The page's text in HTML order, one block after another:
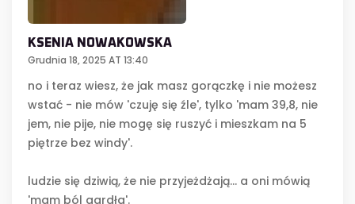
KSENIA NOWAKOWSKA
Grudnia 18, 2025 AT 13:40
no i teraz wiesz, że jak masz gorączkę i nie możesz
wstać - nie mów 'czuję się źle', tylko 'mam 39,8, nie
jem, nie pije, nie mogę się ruszyć i mieszkam na 5
piętrze bez windy'.
ludzie się dziwią, że nie przyjeżdżają... a oni mówią
'mam ból gardła'.